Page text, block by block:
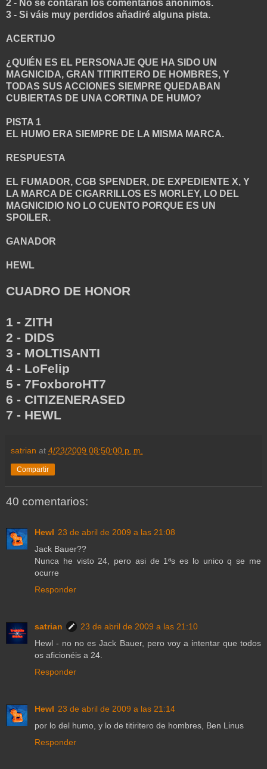
2 - No se contarán los comentarios anónimos.
3 - Si váis muy perdidos añadiré alguna pista.
ACERTIJO
¿QUIÉN ES EL PERSONAJE QUE HA SIDO UN
MAGNICIDA, GRAN TITIRITERO DE HOMBRES, Y
TODAS SUS ACCIONES SIEMPRE QUEDABAN
CUBIERTAS DE UNA CORTINA DE HUMO?
PISTA 1
EL HUMO ERA SIEMPRE DE LA MISMA MARCA.
RESPUESTA
EL FUMADOR, CGB SPENDER, DE EXPEDIENTE X, Y
LA MARCA DE CIGARRILLOS ES MORLEY, LO DEL
MAGNICIDIO NO LO CUENTO PORQUE ES UN
SPOILER.
GANADOR
HEWL
CUADRO DE HONOR
1 - ZITH
2 - DIDS
3 - MOLTISANTI
4 - LoFelip
5 - 7FoxboroHT7
6 - CITIZENERASED
7 - HEWL
satrian at 4/23/2009 08:50:00 p. m.
Compartir
40 comentarios:
Hewl 23 de abril de 2009 a las 21:08
Jack Bauer??
Nunca he visto 24, pero asi de 1ªs es lo unico q se me
ocurre
Responder
satrian
23 de abril de 2009 a las 21:10
Hewl - no no es Jack Bauer, pero voy a intentar que todos
os aficionéis a 24.
Responder
Hewl 23 de abril de 2009 a las 21:14
por lo del humo, y lo de titiritero de hombres, Ben Linus
Responder